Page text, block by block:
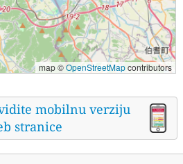
map ©OpenStreetMapcontributors
mobilnu verziju
stranice